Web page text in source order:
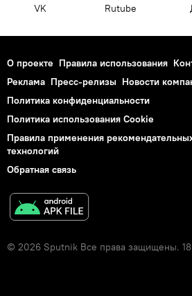
VK Rutube
О проекте Правила использования
Реклама Пресс-релизы Новости
Политика конфиденциальности
Политика использования Cookie
Правила применения
технологий
Обратная связь
© 2026 Sputnik Все права защищены.